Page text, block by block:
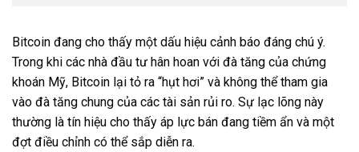
Bitcoin đang cho thấy một dấu hiệu cảnh báo đáng chú ý.
Trong khi các nhà đầu tư hân hoan với đà tăng của chứng
khoán Mỹ, Bitcoin lại tỏ ra “hụt hơi” và không thể tham gia
vào đà tăng chung của các tài sản rủi ro. Sự lạc lõng này
thường là tín hiệu cho thấy áp lực bán đang tiềm ẩn và một
đợt điều chỉnh có thể sắp diễn ra.